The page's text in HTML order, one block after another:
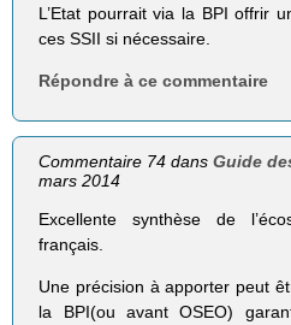
L’Etat pourrait via la BPI offrir
ces SSII si nécessaire.
Répondre à ce commentaire
Commentaire 74 dansGuide
mars 2014
Excellente synthèse de
français.
Une précision à apporter peut
la BPI(ou avant OSEO)